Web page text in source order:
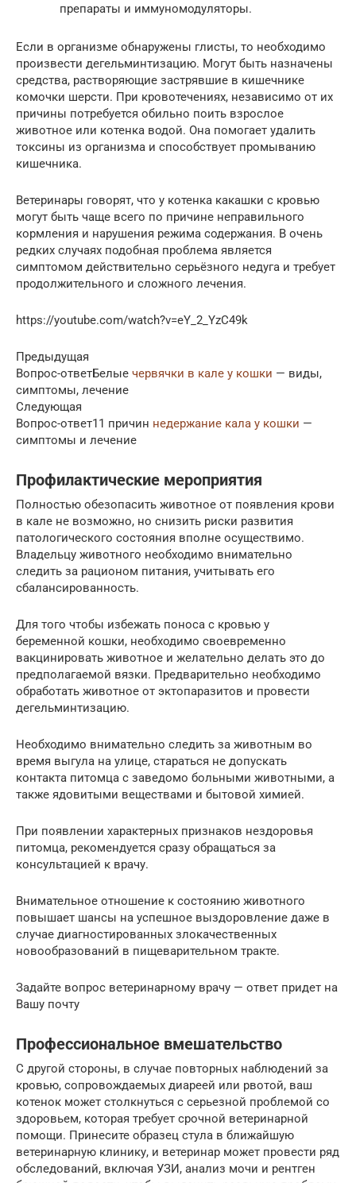
препараты и иммуномодуляторы.
Если в организме обнаружены глисты, то необходимо
произвести дегельминтизацию. Могут быть назначены
средства, растворяющие застрявшие в кишечнике
комочки шерсти. При кровотечениях, независимо от их
причины потребуется обильно поить взрослое
животное или котенка водой. Она помогает удалить
токсины из организма и способствует промыванию
кишечника.
Ветеринары говорят, что у котенка какашки с кровью
могут быть чаще всего по причине неправильного
кормления и нарушения режима содержания. В очень
редких случаях подобная проблема является
симптомом действительно серьёзного недуга и требует
продолжительного и сложного лечения.
https://youtube.com/watch?v=eY_2_YzC49k
Предыдущая
Вопрос-ответБелые червячки в кале у кошки — виды,
симптомы, лечение
Следующая
Вопрос-ответ11 причин недержание кала у кошки —
симптомы и лечение
Профилактические мероприятия
Полностью обезопасить животное от появления крови
в кале не возможно, но снизить риски развития
патологического состояния вполне осуществимо.
Владельцу животного необходимо внимательно
следить за рационом питания, учитывать его
сбалансированность.
Для того чтобы избежать поноса с кровью у
беременной кошки, необходимо своевременно
вакцинировать животное и желательно делать это до
предполагаемой вязки. Предварительно необходимо
обработать животное от эктопаразитов и провести
дегельминтизацию.
Необходимо внимательно следить за животным во
время выгула на улице, стараться не допускать
контакта питомца с заведомо больными животными, а
также ядовитыми веществами и бытовой химией.
При появлении характерных признаков нездоровья
питомца, рекомендуется сразу обращаться за
консультацией к врачу.
Внимательное отношение к состоянию животного
повышает шансы на успешное выздоровление даже в
случае диагностированных злокачественных
новообразований в пищеварительном тракте.
Задайте вопрос ветеринарному врачу — ответ придет на
Вашу почту
Профессиональное вмешательство
С другой стороны, в случае повторных наблюдений за
кровью, сопровождаемых диареей или рвотой, ваш
котенок может столкнуться с серьезной проблемой со
здоровьем, которая требует срочной ветеринарной
помощи. Принесите образец стула в ближайшую
ветеринарную клинику, и ветеринар может провести ряд
обследований, включая УЗИ, анализ мочи и рентген